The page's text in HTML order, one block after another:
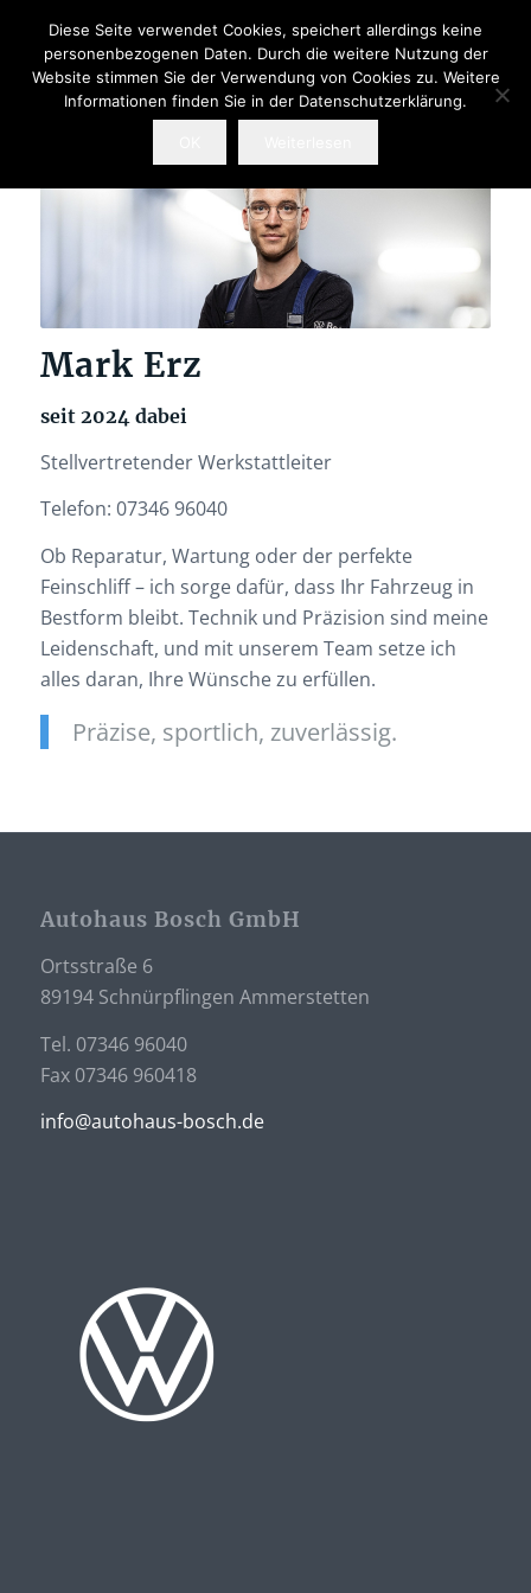
Mark Erz
seit 2024 dabei
Stellvertretender Werkstattleiter
Telefon: 07346 96040
Ob Reparatur, Wartung oder der perfekte
Feinschliff – ich sorge dafür, dass Ihr Fahrzeug in
Bestform bleibt. Technik und Präzision sind meine
Leidenschaft, und mit unserem Team setze ich
alles daran, Ihre Wünsche zu erfüllen.
Präzise, sportlich, zuverlässig.
Autohaus Bosch GmbH
Ortsstraße 6
89194 Schnürpflingen Ammerstetten
Tel. 07346 96040
Fax 07346 960418
info@autohaus-bosch.de
Diese Seite verwendet Cookies, speichert allerdings keine
personenbezogenen Daten. Durch die weitere Nutzung der
Website stimmen Sie der Verwendung von Cookies zu. Weitere
Informationen finden Sie in der Datenschutzerklärung.